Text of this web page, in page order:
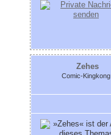
Zehes
Comic-Kingkong